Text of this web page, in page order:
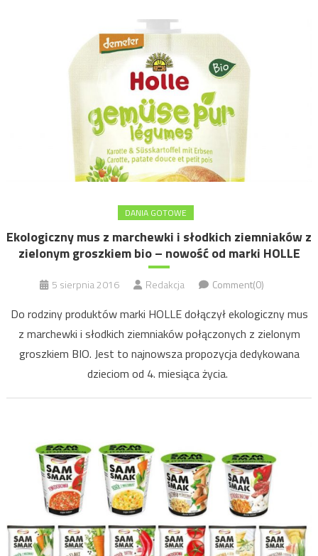
DANIA GOTOWE
Ekologiczny mus z marchewki i słodkich ziemniaków z
zielonym groszkiem bio – nowość od marki HOLLE
5 sierpnia 2016 Redakcja Comment(0)
Do rodziny produktów marki HOLLE dołączył ekologiczny mus
z marchewki i słodkich ziemniaków połączonych z zielonym
groszkiem BIO. Jest to najnowsza propozycja dedykowana
dzieciom od 4. miesiąca życia.